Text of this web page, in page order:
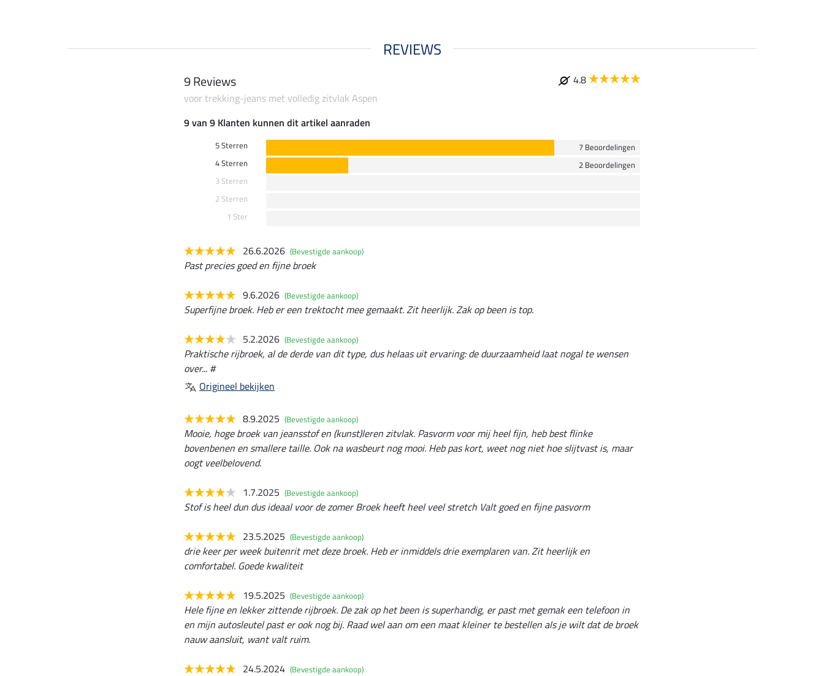
REVIEWS
9 Reviews
4.8
voor trekking-jeans met volledig zitvlak Aspen
9 van 9 Klanten kunnen dit artikel aanraden
5 Sterren
7 Beoordelingen
4 Sterren
2 Beoordelingen
3 Sterren
2 Sterren
1 Ster
26.6.2026 (Bevestigde aankoop)
Past precies goed en fijne broek
9.6.2026 (Bevestigde aankoop)
Superfijne broek. Heb er een trektocht mee gemaakt. Zit heerlijk. Zak op been is top.
5.2.2026 (Bevestigde aankoop)
Praktische rijbroek, al de derde van dit type, dus helaas uit ervaring: de duurzaamheid laat nogal te wensen
over... #
Origineel bekijken
8.9.2025 (Bevestigde aankoop)
Mooie, hoge broek van jeansstof en (kunst)leren zitvlak. Pasvorm voor mij heel fijn, heb best flinke
bovenbenen en smallere taille. Ook na wasbeurt nog mooi. Heb pas kort, weet nog niet hoe slijtvast is, maar
oogt veelbelovend.
1.7.2025 (Bevestigde aankoop)
Stof is heel dun dus ideaal voor de zomer Broek heeft heel veel stretch Valt goed en fijne pasvorm
23.5.2025 (Bevestigde aankoop)
drie keer per week buitenrit met deze broek. Heb er inmiddels drie exemplaren van. Zit heerlijk en
comfortabel. Goede kwaliteit
19.5.2025 (Bevestigde aankoop)
Hele fijne en lekker zittende rijbroek. De zak op het been is superhandig, er past met gemak een telefoon in
en mijn autosleutel past er ook nog bij. Raad wel aan om een maat kleiner te bestellen als je wilt dat de broek
nauw aansluit, want valt ruim.
24.5.2024 (Bevestigde aankoop)